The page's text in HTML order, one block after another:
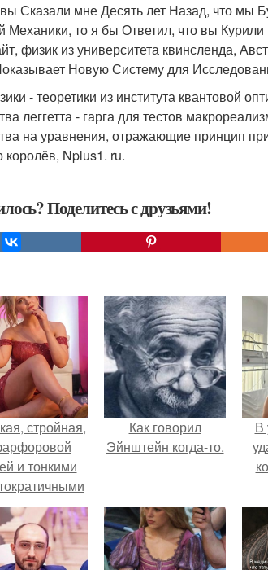
Сказали мне Десять лет Назад, что мы
Механики, то я бы Ответил, что вы
физик из университета квинсленда,
Новую Систему для
- теоретики из института квантовой
леггетта - гарга для тестов
на уравнения, отражающие принцип
Nplus1. ru.
Поделитесь с друзьями!
стройная,
и тонкими
эль
так, будто
с полотна
Как говорил
Эйнштейн когда-то.
В